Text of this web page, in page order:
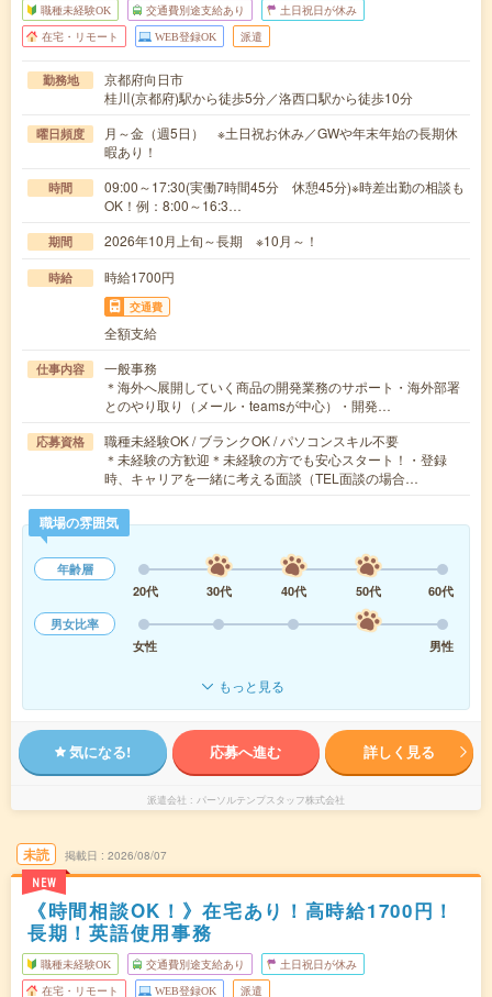
職種未経験OK 交通費別途支給あり 土日祝日が休み
在宅・リモート WEB登録OK 派遣
勤務地
京都府向日市
桂川(京都府)駅から徒歩5分／洛西口駅から徒歩10分
曜日頻度
月～金（週5日） ※土日祝お休み／GWや年末年始の長期休
暇あり！
時間
09:00～17:30(実働7時間45分 休憩45分)※時差出勤の相談も
OK！例：8:00～16:3…
期間 2026年10月上旬～長期 ※10月～！
時給 時給1700円
交通費
全額支給
仕事内容
一般事務
＊海外へ展開していく商品の開発業務のサポート・海外部署
とのやり取り（メール・teamsが中心）・開発…
応募資格
職種未経験OK / ブランクOK / パソコンスキル不要
＊未経験の方歓迎＊未経験の方でも安心スタート！・登録
時、キャリアを一緒に考える面談（TEL面談の場合…
職場の雰囲気
年齢層
20代
30代 40代 50代
60代
男女比率
女性
男性
もっと見る
気になる! 応募へ進む 詳しく見る
派遣会社 パーソルテンプスタッフ株式会社
未読
NEW
掲載日 2026/08/07
《時間相談OK！》在宅あり！高時給1700円！
長期！英語使用事務
職種未経験OK 交通費別途支給あり 土日祝日が休み
在宅・リモート WEB登録OK 派遣